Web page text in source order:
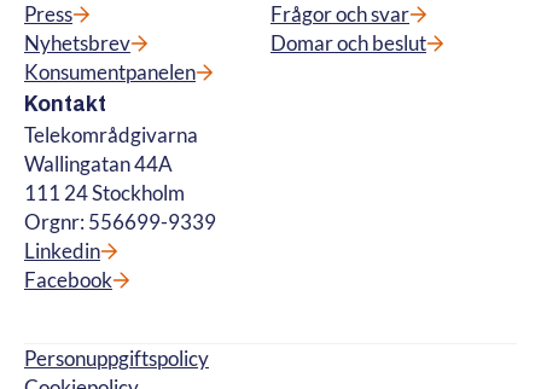
Press
Nyhetsbrev
Konsumentpanelen
Frågor och svar
Domar och beslut
Kontakt
Telekområdgivarna
Wallingatan 44A
111 24 Stockholm
Orgnr: 556699-9339
Linkedin
Facebook
Personuppgiftspolicy